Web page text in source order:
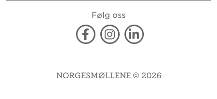
Følg oss
FacebookInstagramLinkedin
NORGESMØLLENE © 2026